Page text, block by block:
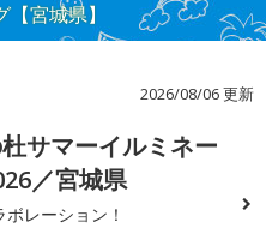
宮城県】
2026/08/06 更新
サマーイルミネー
／宮城県
レーション！